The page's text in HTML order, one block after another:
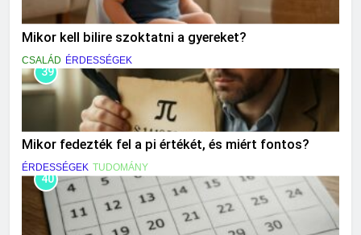
Mikor kell bilire szoktatni a gyereket?
CSALÁD ÉRDESSÉGEK
39
Mikor fedezték fel a pi értékét, és miért fontos?
ÉRDESSÉGEK TUDOMÁNY
40